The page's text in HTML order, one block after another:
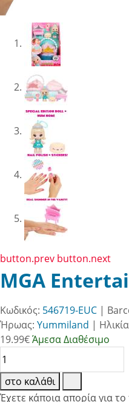
button.prev button.next
MGA
Κωδικός: 546719-EUC |
Ήρωας: Yummiland |
19.99€Άμεσα Διαθέσιμο
στο καλάθι
Έχετε κάποια απορία για